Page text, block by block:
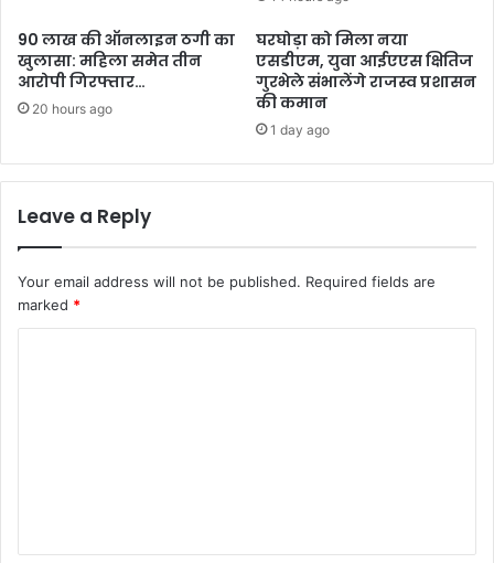
90 लाख की ऑनलाइन ठगी का
खुलासा: महिला समेत तीन
आरोपी गिरफ्तार…
20 hours ago
घरघोड़ा को मिला नया
एसडीएम, युवा आईएएस क्षितिज
गुरभेले संभालेंगे राजस्व प्रशासन
की कमान
1 day ago
Leave a Reply
Your email address will not be published. Required fields are
marked *